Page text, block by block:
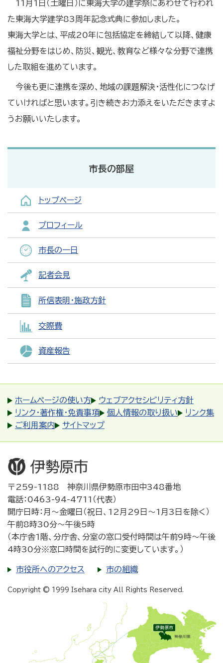
11月1日（土曜日）に東海大学の建学祭にあわせて行われ
た東海大学建学83周年記念式典に参加しました。
東海大学とは、平成20年に包括協定を締結して以降、健康
福祉分野をはじめ、防災、観光、教育など様々な分野で連携
した取組を進めています。
今後も更に連携を深め、地域の課題解決・活性化につなげ
ていければと思います。引き続きお力添えをいただきますよ
うお願いいたします。
市長の部屋
トップページ
プロフィール
市長の一日
記者会見
所信表明・施政方針
交際費
資産報告
ホームページの使い方
ウェブアクセシビリティ方針
リンク・著作権・免責事項
個人情報の取り扱い
リンク集
ご利用案内
サイトマップ
〒259-1188 神奈川県伊勢原市田中348番地
電話：0463-94-4711（代表）
開庁日時：月～金曜日（祝日、12月29日～1月3日を除く）
午前8時30分～午後5時
（本庁舎1階、分庁舎、分室の窓口受付時間は午前9時～午後
4時30分※窓口時間を試行的に変更しています。）
市役所へのアクセス 市の組織
Copyright © 1999 Isehara city All Rights Reserved.